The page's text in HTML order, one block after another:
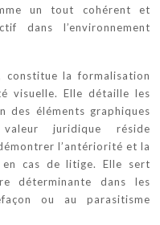
un tout cohérent et
dans l’environnement
constitue la formalisation
visuelle. Elle détaille les
des éléments graphiques
juridique réside
l’antériorité et la
en cas de litige. Elle sert
déterminante dans les
ou au parasitisme